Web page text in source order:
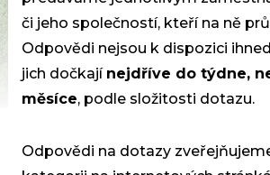
či jeho společností, kteří na ně
Odpovědi nejsou k dispozici
jich dočkají nejdříve do týdne,
měsíce, podle složitosti dotazu.
Odpovědi na dotazy